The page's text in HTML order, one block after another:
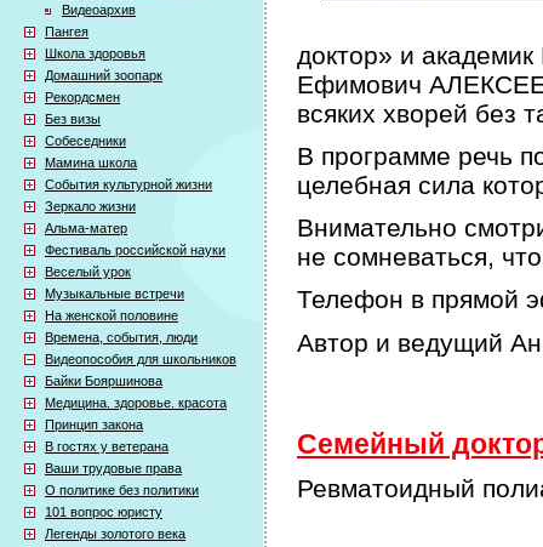
Видеоархив
Пангея
Школа здоровья
Домашний зоопарк
Рекордсмен
Без визы
Собеседники
Мамина школа
События культурной жизни
Зеркало жизни
Альма-матер
Фестиваль российской науки
Веселый урок
Музыкальные встречи
На женской половине
Времена, события, люди
Видеопособия для школьников
Байки Бояршинова
Медицина. здоровье. красота
Принцип закона
В гостях у ветерана
Ваши трудовые права
О политике без политики
101 вопрос юристу
Легенды золотого века
доктор» и
Ефимович
всяких хворей без
В программе речь
целебная сила
Внимательно
не сомневаться,
Телефон в прямой
Автор и ведущий
Семейный
Ревматоидный